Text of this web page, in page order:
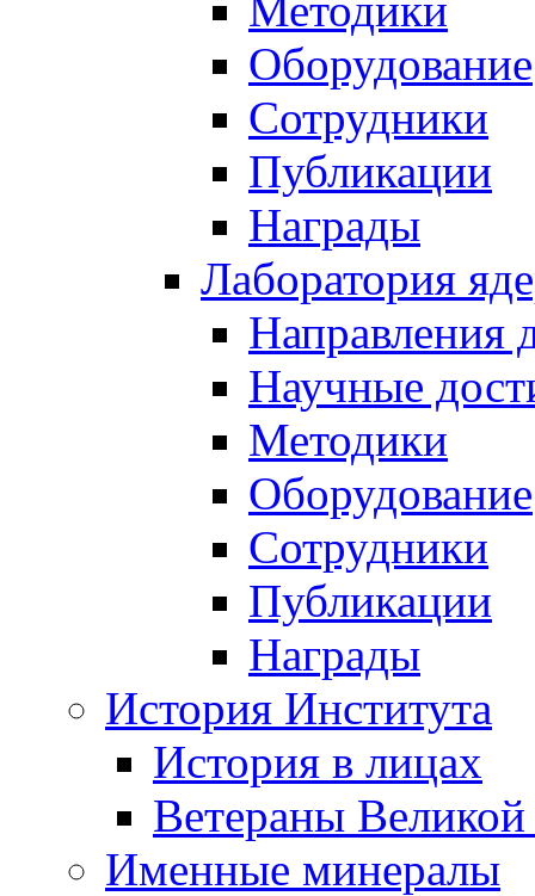
Оборудование
Сотрудники
Публикации
Награды
Лаборатория
Направления
Научные
Методики
Оборудование
Сотрудники
Публикации
Награды
История Института
История в лицах
Ветераны
Именные минералы